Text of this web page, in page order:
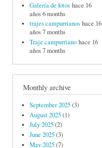
Galería de fotos hace 16
años 6 months
trajes campurrianos hace 16
años 7 months
Traje campurriano hace 16
años 7 months
Monthly archive
September 2025(3)
August 2025(1)
July 2025(2)
June 2025(3)
May 2025(7)